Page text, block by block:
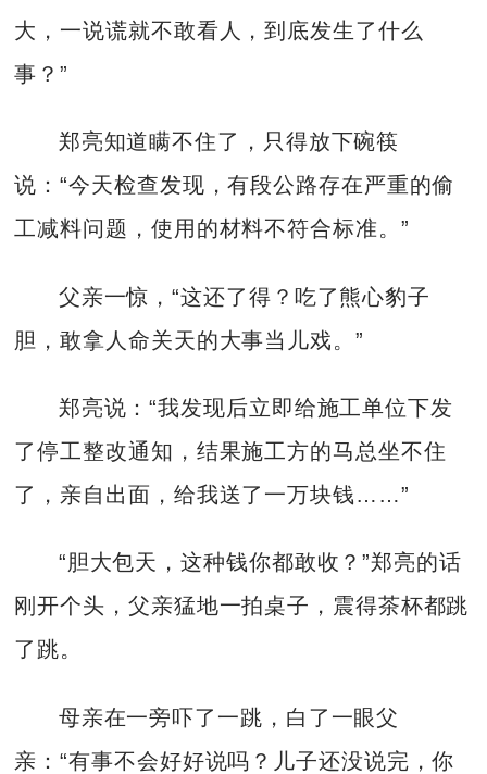
大，一说谎就不敢看人，到底发生了什么
事？”
郑亮知道瞒不住了，只得放下碗筷
说：“今天检查发现，有段公路存在严重的偷
工减料问题，使用的材料不符合标准。”
父亲一惊，“这还了得？吃了熊心豹子
胆，敢拿人命关天的大事当儿戏。”
郑亮说：“我发现后立即给施工单位下发
了停工整改通知，结果施工方的马总坐不住
了，亲自出面，给我送了一万块钱……”
“胆大包天，这种钱你都敢收？”郑亮的话
刚开个头，父亲猛地一拍桌子，震得茶杯都跳
了跳。
母亲在一旁吓了一跳，白了一眼父
亲：“有事不会好好说吗？儿子还没说完，你